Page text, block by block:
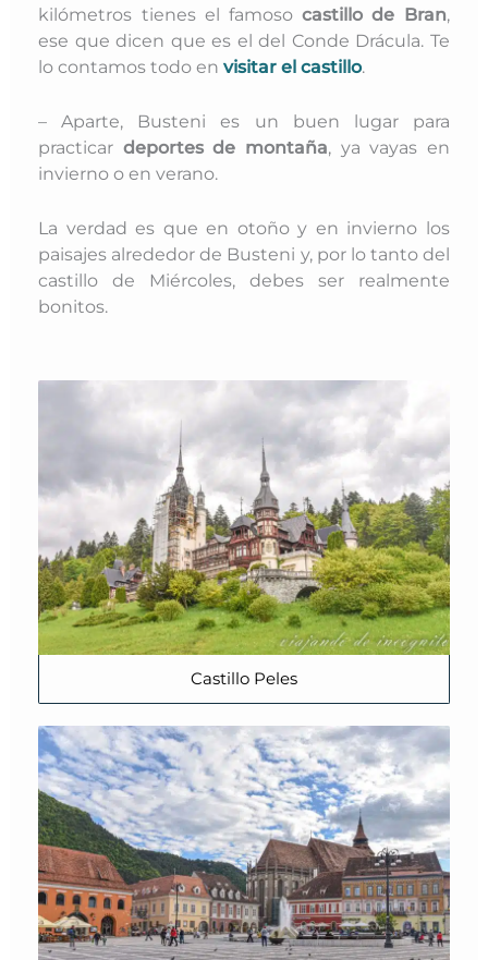
kilómetros tienes el famosocastillo de Bran,
ese que dicen que es el del Conde Drácula. Te
lo contamos todo envisitar el castillo.
– Aparte, Busteni es un buen lugar para
practicar deportes de montaña, ya vayas en
invierno o en verano.
La verdad es que en otoño y en invierno los
paisajes alrededor de Busteni y, por lo tanto del
castillo de Miércoles, debes ser realmente
bonitos.
Castillo Peles